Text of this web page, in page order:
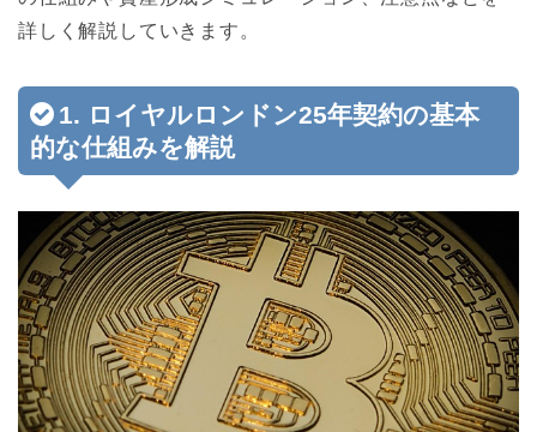
詳しく解説していきます。
1. ロイヤルロンドン25年契約の基本
的な仕組みを解説